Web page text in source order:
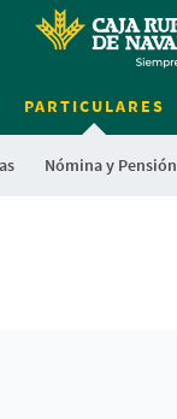
PARTICULARES
Nómina y Pensión